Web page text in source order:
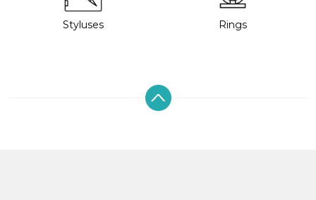
Styluses Rings